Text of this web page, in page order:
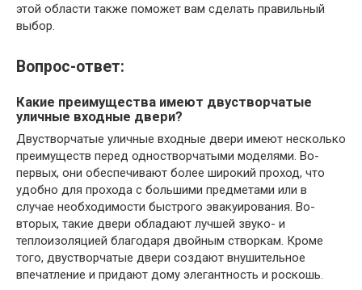
этой области также поможет вам сделать правильный
выбор.
Вопрос-ответ:
Какие преимущества имеют двустворчатые
уличные входные двери?
Двустворчатые уличные входные двери имеют несколько
преимуществ перед одностворчатыми моделями. Во-
первых, они обеспечивают более широкий проход, что
удобно для прохода с большими предметами или в
случае необходимости быстрого эвакуирования. Во-
вторых, такие двери обладают лучшей звуко- и
теплоизоляцией благодаря двойным створкам. Кроме
того, двустворчатые двери создают внушительное
впечатление и придают дому элегантность и роскошь.